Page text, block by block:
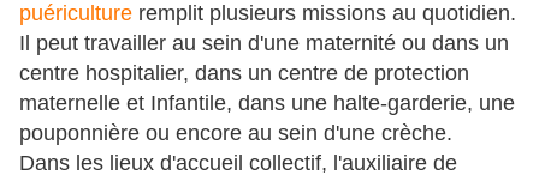
puériculture remplit plusieurs missions au quotidien.
Il peut travailler au sein d'une maternité ou dans un
centre hospitalier, dans un centre de protection
maternelle et Infantile, dans une halte-garderie, une
pouponnière ou encore au sein d'une crèche.
Dans les lieux d'accueil collectif, l'auxiliaire de